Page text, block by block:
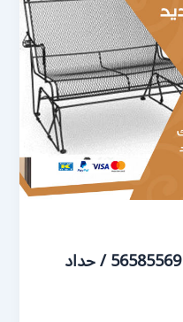
رقم حداد ديوانيات الدعية / 56585569 / حداد